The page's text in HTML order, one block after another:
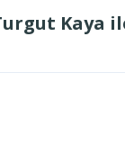
Kaya